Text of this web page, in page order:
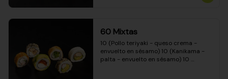
(Pimentón - queso crema - cebollín -
envuelto en masa tempura)
60 Mixtas
10 (Pollo teriyaki - queso crema -
envuelto en sésamo) 10 (Kanikama -
palta - envuelto en sésamo) 10